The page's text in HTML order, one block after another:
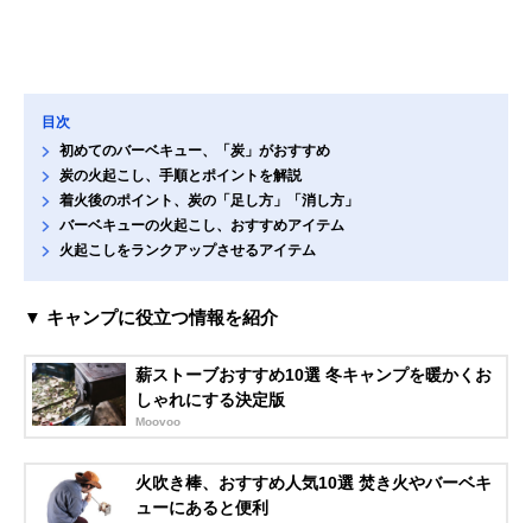
目次
初めてのバーベキュー、「炭」がおすすめ
炭の火起こし、手順とポイントを解説
着火後のポイント、炭の「足し方」「消し方」
バーベキューの火起こし、おすすめアイテム
火起こしをランクアップさせるアイテム
▼ キャンプに役立つ情報を紹介
薪ストーブおすすめ10選 冬キャンプを暖かくお
しゃれにする決定版
Moovoo
火吹き棒、おすすめ人気10選 焚き火やバーベキ
ューにあると便利